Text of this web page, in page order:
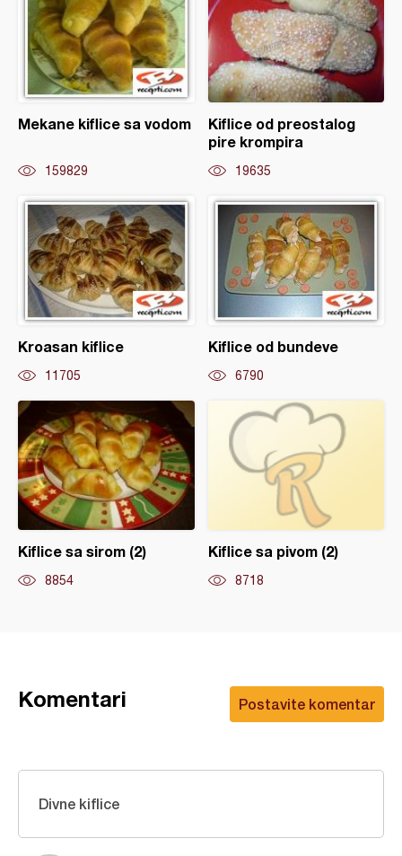
Mekane kiflice sa vodom
159829
Kiflice od preostalog
pire krompira
19635
Kroasan kiflice
11705
Kiflice od bundeve
6790
Kiflice sa sirom (2)
8854
Kiflice sa pivom (2)
8718
Postavite komentar
Komentari
Divne kiflice